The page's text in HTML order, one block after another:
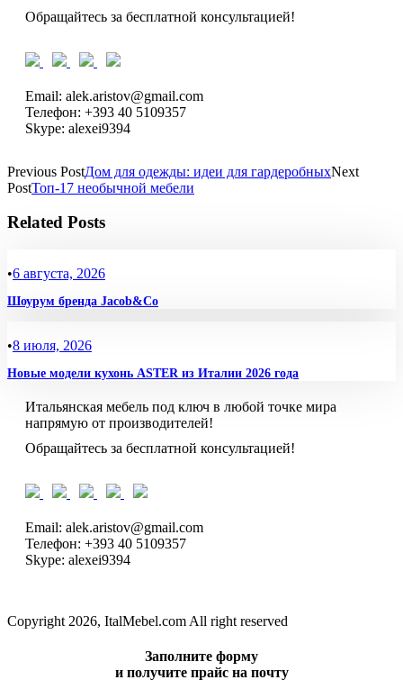
Обращайтесь за бесплатной консультацией!
Email: alek.aristov@gmail.com
Телефон: +393 40 5109357
Skype: alexei9394
Previous PostДом для одежды: идеи для гардеробныхNext
PostТоп-17 необычной мебели
Related Posts
•6 августа, 2026
Шоурум бренда Jacob&Co
•8 июля, 2026
Новые модели кухонь ASTER из Италии 2026 года
Итальянская мебель под ключ в любой точке мира
напрямую от производителей!
Обращайтесь за бесплатной консультацией!
Email: alek.aristov@gmail.com
Телефон: +393 40 5109357
Skype: alexei9394
Copyright 2026, ItalMebel.com All right reserved
Заполните форму
и получите прайс на почту